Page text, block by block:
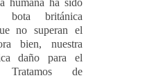
británica
no superan el
bien, nuestra
daño para el
Tratamos de